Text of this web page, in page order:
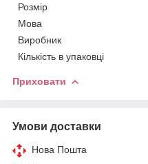
Розмір
Мова
Виробник
Кількість в упаковці
Приховати
Умови доставки
Нова Пошта